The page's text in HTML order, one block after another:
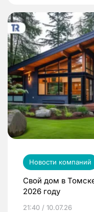
Новости компаний
Свой дом в
2026 году
21:40 / 10.07.26